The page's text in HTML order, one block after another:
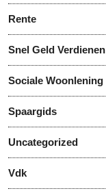
Rente
Snel Geld Verdienen
Sociale Woonlening
Spaargids
Uncategorized
Vdk